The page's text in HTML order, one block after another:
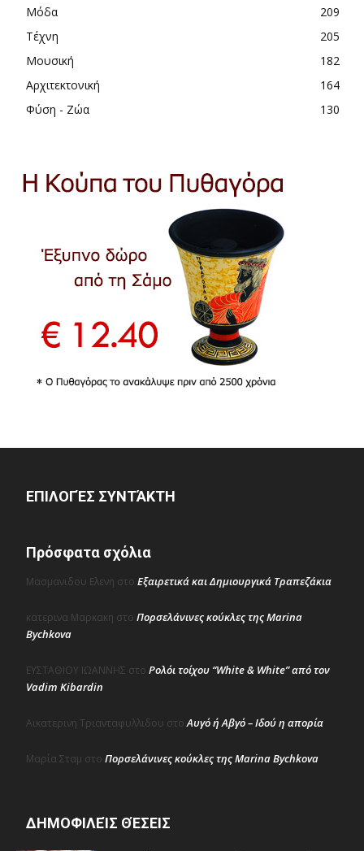
Μόδα
209
Τέχνη
205
Μουσική
182
Αρχιτεκτονική
164
Φύση - Ζώα
130
ΕΠΙΛΟΓΈΣ ΣΥΝΤΆΚΤΗ
Πρόσφατα σχόλια
Μασμανιδου Ελενη στο Εξαιρετικά και Δημιουργικά Τραπεζάκια
κατερινα Μαρκακη στο Πορσελάνινες κούκλες της Marina
Bychkova
ΕΥΣΤΑΘΙΟΥ ΙΩΑΝΝΗΣ στο Ρολόι τοίχου “White & White” από τον
Vadim Kibardin
Αικατερινη Τριανταφυλλιδου στοΑυγό ή Αβγό – Ιδού η απορία
Μαρία Σταμ στο Πορσελάνινες κούκλες της Marina Bychkova
ΔΗΜΟΦΙΛΕΊΣ ΘΈΣΕΙΣ